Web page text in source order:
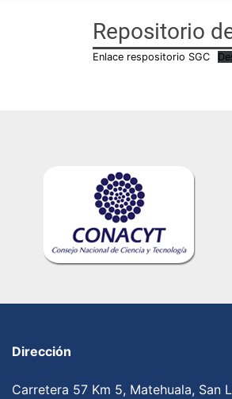
Repositorio
Enlace respositorio SGC
Dirección
Carretera 57 Km 5, Matehuala, San